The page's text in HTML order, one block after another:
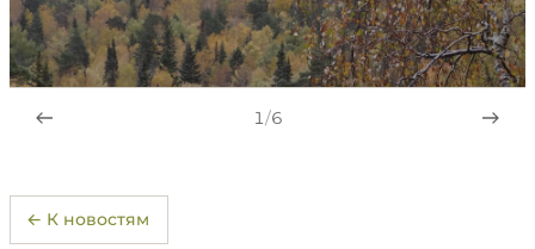
1/6
← К новостям